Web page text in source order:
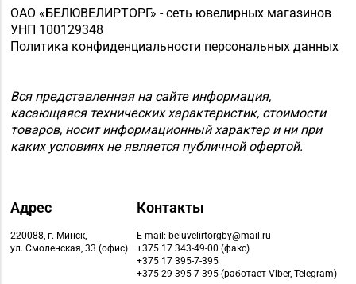
ОАО «БЕЛЮВЕЛИРТОРГ» - сеть ювелирных магазинов
УНП 100129348
Политика конфиденциальности персональных данных
Вся представленная на сайте информация,
касающаяся технических характеристик, стоимости
товаров, носит информационный характер и ни при
каких условиях не является публичной офертой.
Адрес
220088, г. Минск,
ул. Смоленская, 33 (офис)
Контакты
E-mail: beluvelirtorgby@mail.ru
+375 17 343-49-00 (факс)
+375 17 395-7-395
+375 29 395-7-395 (работает Viber, Telegram)